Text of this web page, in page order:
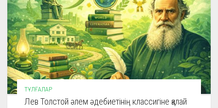
ТҰЛҒАЛАР
Лев Толстой әлем әдебиетінің классигіне қалай